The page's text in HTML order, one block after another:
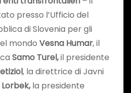
presso l’Ufficio del
di Slovenia per gli
mondo Vesna Humar, il
Samo Turel,il presidente
, la direttrice di Javni
Lorbek,la presidente